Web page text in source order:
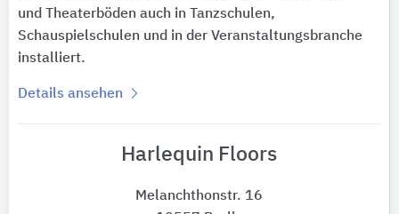
und Theaterböden auch in Tanzschulen,
Schauspielschulen und in der Veranstaltungsbranche
installiert.
Details ansehen
Harlequin Floors
Melanchthonstr. 16